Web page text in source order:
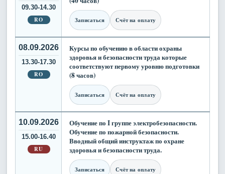
09.30-14.30
RO Записаться Счёт на оплату
08.09.2026
13.30-17.30
RO
Курсы по обучению в области охраны
здоровья и безопасности труда которые
соответствуют первому уровню подготовки
(8 часов)
Записаться Счёт на оплату
10.09.2026
15.00-16.40
RU
Обучение по I группе электробезопасности.
Обучение по пожарной безопасности.
Вводный общий инструктаж по охране
здоровья и безопасности труда.
Записаться Счёт на оплату